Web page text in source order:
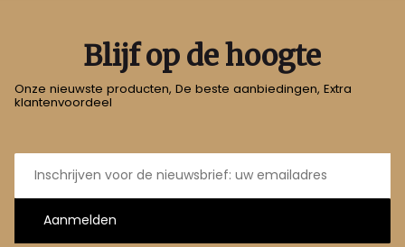
Blijf op de hoogte
Onze nieuwste producten, De beste aanbiedingen, Extra
klantenvoordeel
E-
mailadres
Aanmelden